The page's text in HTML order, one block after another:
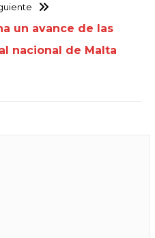
un avance de las
nacional de Malta